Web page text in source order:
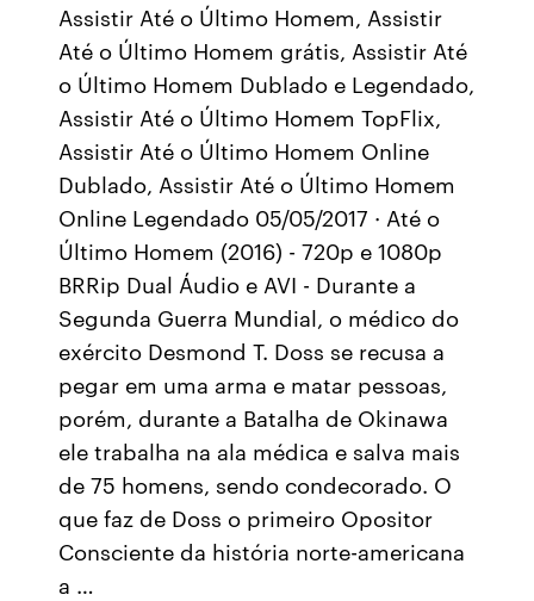
Assistir Até o Último Homem, Assistir
Até o Último Homem grátis, Assistir Até
o Último Homem Dublado e Legendado,
Assistir Até o Último Homem TopFlix,
Assistir Até o Último Homem Online
Dublado, Assistir Até o Último Homem
Online Legendado 05/05/2017 · Até o
Último Homem (2016) - 720p e 1080p
BRRip Dual Áudio e AVI - Durante a
Segunda Guerra Mundial, o médico do
exército Desmond T. Doss se recusa a
pegar em uma arma e matar pessoas,
porém, durante a Batalha de Okinawa
ele trabalha na ala médica e salva mais
de 75 homens, sendo condecorado. O
que faz de Doss o primeiro Opositor
Consciente da história norte-americana
a …